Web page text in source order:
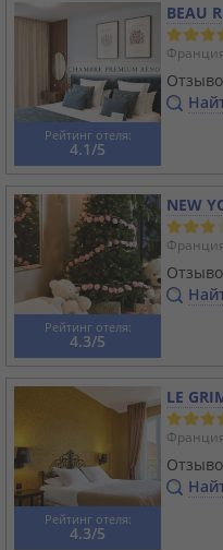
Рейтинг отеля:
4.1/5
BEAU
Рейтинг отеля:
4.3/5
NEW
Рейтинг отеля:
4.3/5
LE